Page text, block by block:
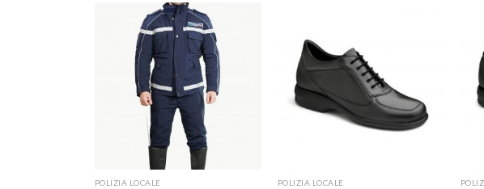
Aggiungi
alla lista
desideri
POLIZIA LOCALE POLIZIA LOCALE